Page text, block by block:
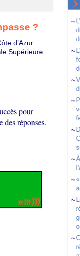
?
d’Azur
Supérieure
pour
des réponses.
~
~
~
~
~
~
~
~
~